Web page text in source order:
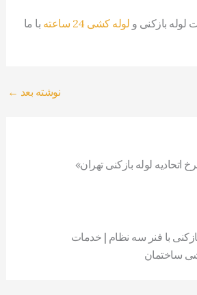
لوله بازکنی و لوله کشی 24 ساعته
با ما
نوشته بعد ←
با فنر سه نظام | خدمات
ساختمان